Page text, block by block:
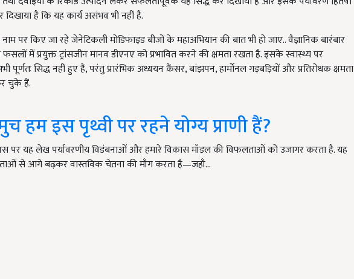
है कि यह कार्य असंभव भी नहीं है.
पर किए जा रहे जेनेटिकली मोडिफाइड बीजों के महाअभियान की बात भी हो जाए.. वैज्ञानिक बारंबार
में प्रयुक्त ट्रांसजीन मानव डीएनए को प्रभावित करने की क्षमता रखता है. इसके स्वास्थ्य पर
पूर्णतः सिद्ध नहीं हुए हैं, परंतु प्रारंभिक अध्ययन कैंसर, बांझपन, हार्मोनल गड़बड़ियों और प्रतिरोधक क्षमता
चुके हैं.
हम इस पृथ्वी पर रहने योग्य प्राणी हैं?
पर यह लेख पर्यावरणीय विडंबनाओं और हमारे विकास मॉडल की विफलताओं को उजागर करता है. यह
से आगे बढ़कर वास्तविक चेतना की माँग करता है—जहाँ…